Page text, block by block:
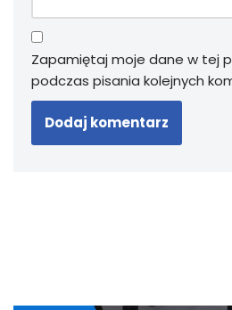
Zapamiętaj moje dane w tej
podczas pisania kolejnych